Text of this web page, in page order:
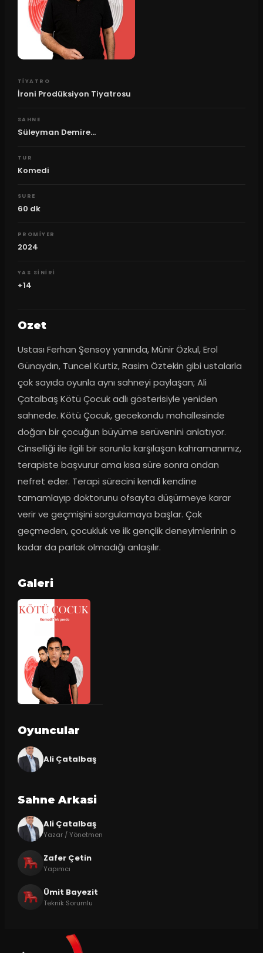
TIYATRO
İroni Prodüksiyon Tiyatrosu
SAHNE
Süleyman Demire...
TUR
Komedi
SURE
60 dk
PROMIYER
2024
YAS SINIRI
+14
Ozet
Ustası Ferhan Şensoy yanında, Münir Özkul, Erol
Günaydın, Tuncel Kurtiz, Rasim Öztekin gibi ustalarla
çok sayıda oyunla aynı sahneyi paylaşan; Ali
Çatalbaş Kötü Çocuk adlı gösterisiyle yeniden
sahnede. Kötü Çocuk, gecekondu mahallesinde
doğan bir çocuğun büyüme serüvenini anlatıyor.
Cinselliği ile ilgili bir sorunla karşılaşan kahramanımız,
terapiste başvurur ama kısa süre sonra ondan
nefret eder. Terapi sürecini kendi kendine
tamamlayıp doktorunu ofsayta düşürmeye karar
verir ve geçmişini sorgulamaya başlar. Çok
geçmeden, çocukluk ve ilk gençlik deneyimlerinin o
kadar da parlak olmadığı anlaşılır.
Galeri
Oyuncular
Ali Çatalbaş
Sahne Arkasi
Ali Çatalbaş
Yazar / Yönetmen
Zafer Çetin
Yapımcı
Ümit Bayezit
Teknik Sorumlu